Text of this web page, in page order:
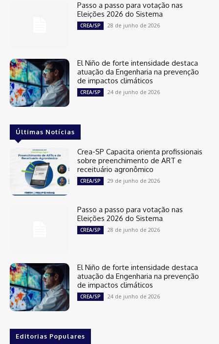
Passo a passo para votação nas
Eleições 2026 do Sistema
CREA/SP 28 de junho de 2026
El Niño de forte intensidade destaca
atuação da Engenharia na prevenção
de impactos climáticos
CREA/SP 24 de junho de 2026
Últimas Notícias
Crea-SP Capacita orienta profissionais
sobre preenchimento de ART e
receituário agronômico
CREA/SP 29 de junho de 2026
Passo a passo para votação nas
Eleições 2026 do Sistema
CREA/SP 28 de junho de 2026
El Niño de forte intensidade destaca
atuação da Engenharia na prevenção
de impactos climáticos
CREA/SP 24 de junho de 2026
Editorias Populares